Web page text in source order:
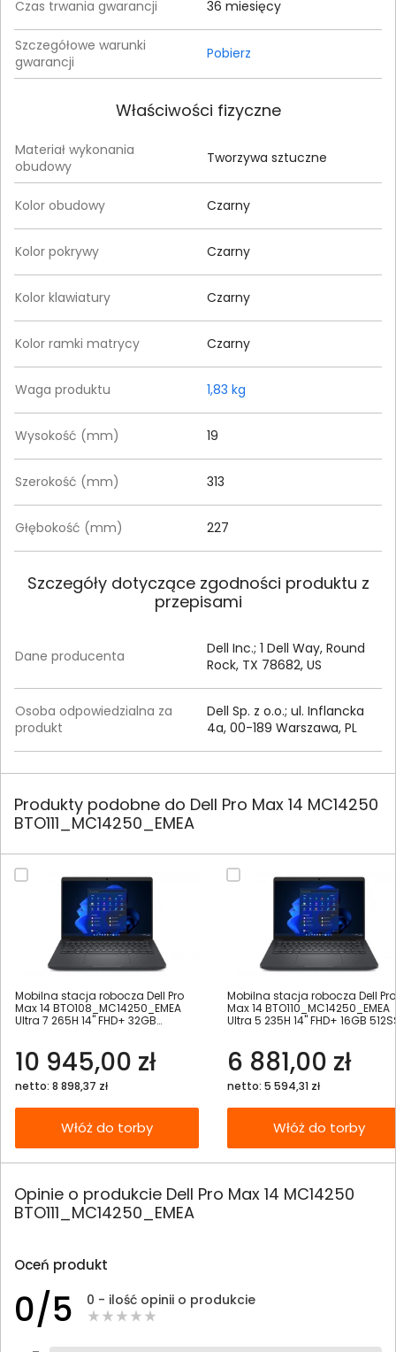
Czas trwania gwarancji 36 miesięcy
Szczegółowe warunki
gwarancji
Pobierz
Właściwości fizyczne
Materiał wykonania
obudowy
Tworzywa sztuczne
Kolor obudowy Czarny
Kolor pokrywy Czarny
Kolor klawiatury Czarny
Kolor ramki matrycy Czarny
Waga produktu 1,83 kg
Wysokość (mm) 19
Szerokość (mm) 313
Głębokość (mm) 227
Szczegóły dotyczące zgodności produktu z
przepisami
Dane producenta
Dell Inc.; 1 Dell Way, Round
Rock, TX 78682, US
Osoba odpowiedzialna za
produkt
Dell Sp. z o.o.; ul. Inflancka
4a, 00-189 Warszawa, PL
Produkty podobne do Dell Pro Max 14 MC14250
BTO111_MC14250_EMEA
Mobilna stacja robocza Dell Pro
Max 14 BTO108_MC14250_EMEA
Ultra 7 265H 14" FHD+ 32GB
10 945,00 zł
netto: 8 898,37 zł
Włóż do torby
Mobilna stacja robocza Dell Pro
Max 14 BTO110_MC14250_EMEA
Ultra 5 235H 14" FHD+ 16GB
6 881,00 zł
netto: 5 594,31 zł
Włóż do torby
Opinie o produkcie Dell Pro Max 14 MC14250
BTO111_MC14250_EMEA
Oceń produkt
0/5 0 - ilość opinii o produkcie